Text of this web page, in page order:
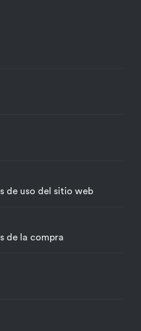
de uso del sitio web
de la compra